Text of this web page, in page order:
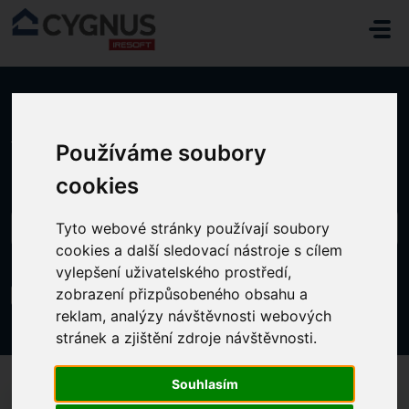
Používáme soubory
cookies
Tyto webové stránky používají soubory
cookies a další sledovací nástroje s cílem
vylepšení uživatelského prostředí,
zobrazení přizpůsobeného obsahu a
reklam, analýzy návštěvnosti webových
stránek a zjištění zdroje návštěvnosti.
Souhlasím
Přeskočit na hlavní obsah
JAK UPRAVOVAT ZOBRAZENÉ SLOUPCE
Změněno dne Út, 18 Říjen, 2022 v 12:59 ODPOLEDNE